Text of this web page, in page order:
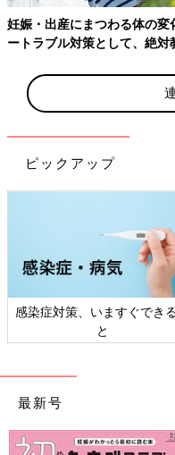
災害時の備蓄用という考え
だのが現在発売中のスチー
ければ長いほどいいので、
体の1～2割は1回の授乳
ため」（田中さん）
妊娠・出産にまつわる体の
ートラブル対策として、絶
ピックアップ
感染症対策、いますぐでき
と
最新号